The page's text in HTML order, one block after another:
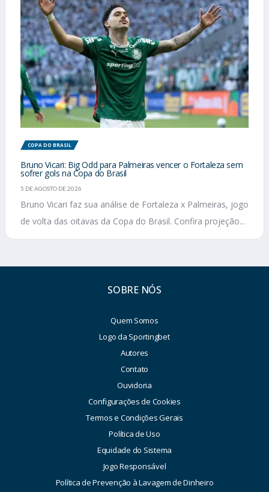
COPA DO BRASIL
Bruno Vicari: Big Odd para Palmeiras vencer o Fortaleza sem
sofrer gols na Copa do Brasil
5 DE AGOSTO DE 2026
Bruno Vicari faz sua análise de Fortaleza x Palmeiras, jogo
de volta das oitavas da Copa do Brasil. Confira projeção...
SOBRE NÓS
Quem Somos
Logo da Sportingbet
Autores
Contato
Ouvidoria
Configurações de Cookies
Termos e Condições Gerais
Política de Uso
Equidade do Sistema
Jogo Responsável
Política de Prevenção à Lavagem de Dinheiro